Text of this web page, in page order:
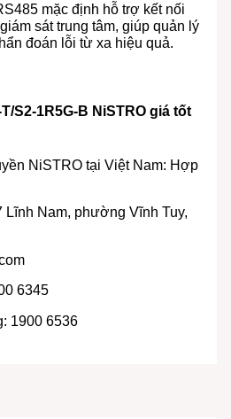
mặc định hỗ trợ kết nối
sát trung tâm, giúp quản lý
đoán lỗi từ xa hiệu quả.
S2-1R5G-B NiSTRO giá tốt
NiSTRO tại Việt Nam: Hợp
Nam, phường Vĩnh Tuy,
6345
1900 6536